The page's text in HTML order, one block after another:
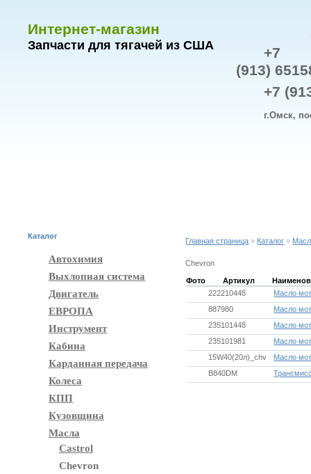
Интернет-магазин
Запчасти для тягачей из США
+7
(913)
+7
г.Омск,
Каталог
Автохимия
Выхлопная система
Двигатель
ЕВРОПА
Инструмент
Кабина
Карданная передача
Колеса
КПП
Кузовщина
Масла
Castrol
Chevron
Главная страница » Каталог »
Chevron
Фото Артикул
222210448
Масло
887980
Масло
235101448
Масло
235101981
Масло
15W40(20л)_chv
Масло
B840DM